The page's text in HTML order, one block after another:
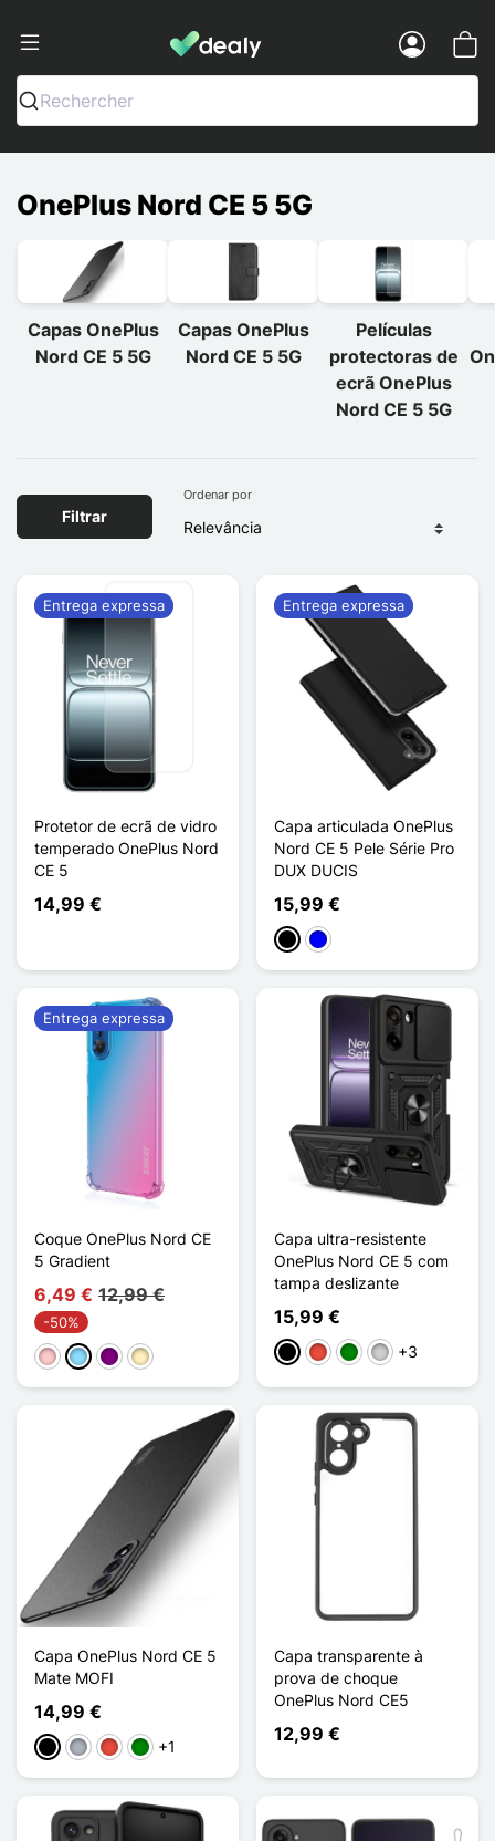
Dealy - Capas e acessórios para
Rechercher
OnePlus Nord CE 5 5G
Capas OnePlus
Nord CE 5 5G
Capas OnePlus
Nord CE 5 5G
Películas
protectoras de
ecrã OnePlus
Nord CE 5 5G
Filtrar
Ordenar por
Protetor de ecrã de vidro
temperado OnePlus Nord
CE 5
14,99 €
Entrega expressa
Capa articulada OnePlus
Nord CE 5 Pele Série Pro
DUX DUCIS
15,99 €
PretoAzul
Entrega expressa
Coque OnePlus Nord CE
5 Gradient
6,49 € 12,99 €
-50%
RosaAzul Claro
Púrpura
Ouro
Entrega expressa
Capa ultra-resistente
OnePlus Nord CE 5 com
tampa deslizante
15,99 €
PretoVermelho
VerdePrata+3
Capa OnePlus Nord CE 5
Mate MOFI
14,99 €
PretoCinzentoVermelho
Verde
+1
Capa transparente à
prova de choque
OnePlus Nord CE5
12,99 €